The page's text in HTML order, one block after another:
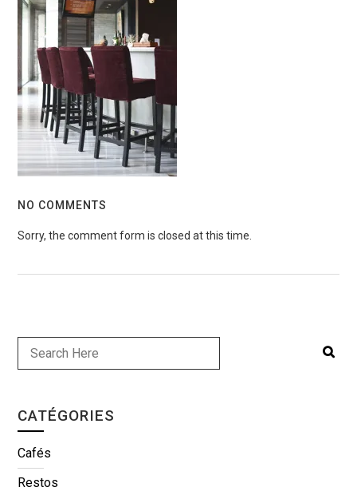
NO COMMENTS
Sorry, the comment form is closed at this time.
CATÉGORIES
Cafés
Restos